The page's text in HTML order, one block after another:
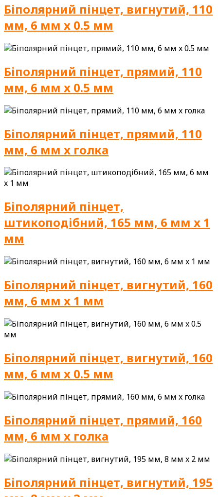
Біполярний пінцет, вигнутий, 110
мм, 6 мм x 0.5 мм
Біполярний пінцет, прямий, 110
мм, 6 мм x 0.5 мм
Біполярний пінцет, прямий, 110
мм, 6 мм x голка
Біполярний пінцет,
штикоподібний, 165 мм, 6 мм x 1
мм
Біполярний пінцет, вигнутий, 160
мм, 6 мм x 1 мм
Біполярний пінцет, вигнутий, 160
мм, 6 мм x 0.5 мм
Біполярний пінцет, прямий, 160
мм, 6 мм x голка
Біполярний пінцет, вигнутий, 195